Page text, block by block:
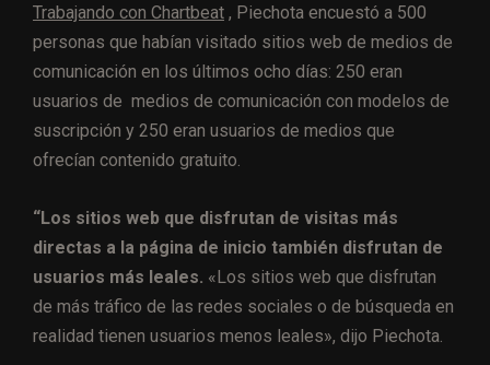
Trabajando con Chartbeat , Piechota encuestó a 500
personas que habían visitado sitios web de medios de
comunicación en los últimos ocho días: 250 eran
usuarios de medios de comunicación con modelos de
suscripción y 250 eran usuarios de medios que
ofrecían contenido gratuito.
“Los sitios web que disfrutan de visitas más
directas a la página de inicio también disfrutan de
usuarios más leales. «Los sitios web que disfrutan
de más tráfico de las redes sociales o de búsqueda en
realidad tienen usuarios menos leales», dijo Piechota.